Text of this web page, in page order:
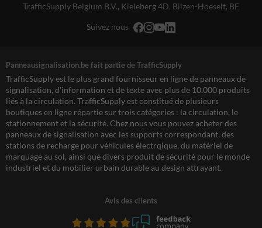
TrafficSupply Belgium B.V., Kieleberg 4D, Bilzen-Hoeselt, BE
Suivez nous
Panneausignalisation.be fait partie de TrafficSupply
TrafficSupply est le plus grand fournisseur en ligne de panneaux de
signalisation, d'information et de texte avec plus de 10.000 produits
liés à la circulation. TrafficSupply est constitué de plusieurs
boutiques en ligne répartie sur trois catégories : la circulation, le
stationnement et la sécurité. Chez nous vous pouvez acheter des
panneaux de signalisation avec les supports correspondant, des
stations de recharge pour véhicules électrqique, du matériel de
marquage au sol, ainsi que divers produit de sécurité pour le monde
industriel et du mobilier urbain durable au design attrayant.
Avis des clients